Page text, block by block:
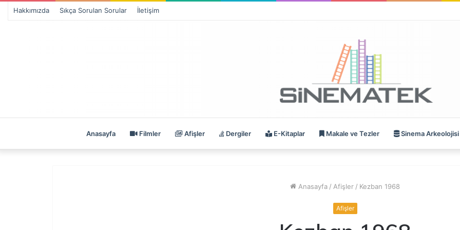
Hakkımızda Sıkça Sorulan Sorular İletişim
Anasayfa Filmler Afişler Dergiler E-Kitaplar Makale ve Tezler Sinema Arkeolojisi
Anasayfa / Afişler / Kezban 1968
Afişler